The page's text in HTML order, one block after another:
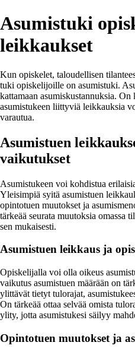
Asumistuki
leikkaukset
Kun opiskelet, taloudellisen
tuki opiskelijoille on asumistuki.
kattamaan asumiskustannuksia.
asumistukeen liittyviä leikkauksia
varautua.
Asumistuen
vaikutukset
Asumistukeen voi kohdistua
Yleisimpiä syitä asumistuen
opintotuen muutokset ja
tärkeää seurata muutoksia omassa
sen mukaisesti.
Asumistuen leikkaus ja
Opiskelijalla voi olla oikeus
vaikutus asumistuen määrään on
ylittävät tietyt tulorajat,
On tärkeää ottaa selvää omista
ylity, jotta asumistukesi säilyy
Opintotuen muutokset ja